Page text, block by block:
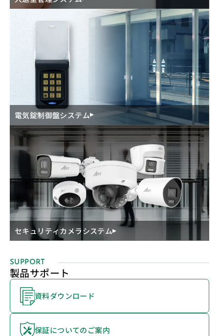
電気錠制御盤システム
セキュリティカメラシステム
SUPPORT
製品サポート
資料ダウンロード
保証についてのご案内